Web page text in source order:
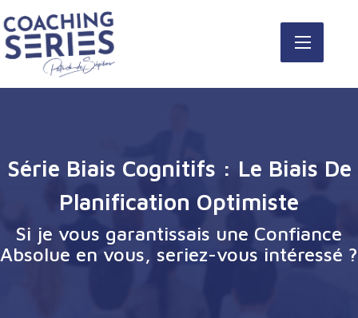
Série Biais Cognitifs : Le Biais De
Planification Optimiste
Si je vous garantissais une Confiance
Absolue en vous, seriez-vous intéressé ?